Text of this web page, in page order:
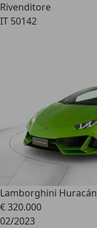
Rivenditore
IT 50142
Lamborghini Huracán
€ 320.000
02/2023